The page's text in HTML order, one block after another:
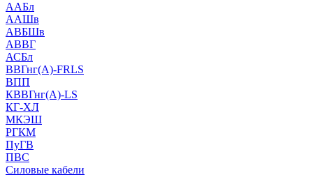
ААБл
ААШв
АВБШв
АВВГ
АСБл
ВВГнг(А)-FRLS
ВПП
КВВГнг(А)-LS
КГ-ХЛ
МКЭШ
РГКМ
ПуГВ
ПВС
Силовые кабели